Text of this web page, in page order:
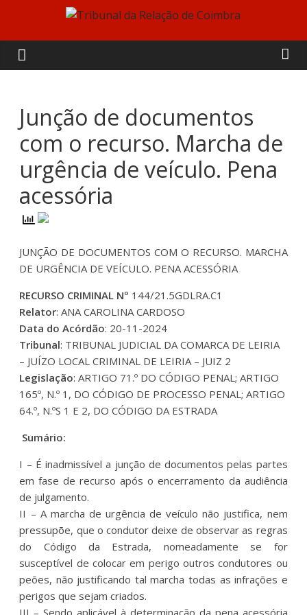
content
Tribunal
da
Relação
de
Coimbra
Junção de documentos
com o recurso. Marcha de
urgência de veículo. Pena
acessória
JUNÇÃO DE DOCUMENTOS COM O RECURSO. MARCHA
DE URGÊNCIA DE VEÍCULO. PENA ACESSÓRIA
RECURSO CRIMINAL Nº 144/21.5GDLRA.C1
Relator: ANA CAROLINA CARDOSO
Data do Acórdão: 20-11-2024
Tribunal: TRIBUNAL JUDICIAL DA COMARCA DE LEIRIA
– JUÍZO LOCAL CRIMINAL DE LEIRIA – JUIZ 2
Legislação: ARTIGO 71.º DO CÓDIGO PENAL; ARTIGO
165º, N.º 1, DO CÓDIGO DE PROCESSO PENAL; ARTIGO
64.º, N.ºS 1 E 2, DO CÓDIGO DA ESTRADA
Sumário:
I – É inadmissível a junção de documentos pelas partes
em fase de recurso após o encerramento da audiência
de julgamento.
II – A marcha de urgência de veículo não justifica, nem
pressupõe, que o condutor deixe de observar as regras
do Código da Estrada, nomeadamente se for
susceptível de colocar em perigo outros condutores ou
peões, não justificando tal marcha todas as infrações e
perigos que sejam criados.
III – Sendo aplicável à determinação da pena acessória